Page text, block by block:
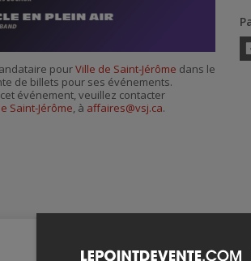
pourVille de Saint-Jérôme dans le
de billets pour ses événements.
événement, veuillez contacter
Saint-Jérôme, à affaires@vsj.ca.